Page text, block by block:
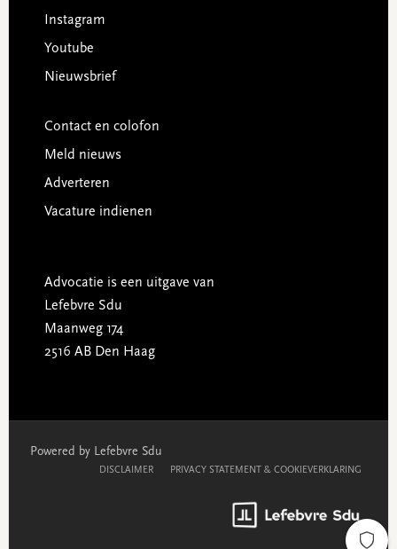
Instagram
Youtube
Nieuwsbrief
Contact en colofon
Meld nieuws
Adverteren
Vacature indienen
Advocatie is een uitgave van
Lefebvre Sdu
Maanweg 174
2516 AB Den Haag
Powered by Lefebvre Sdu
DISCLAIMER PRIVACY STATEMENT & COOKIEVERKLARING